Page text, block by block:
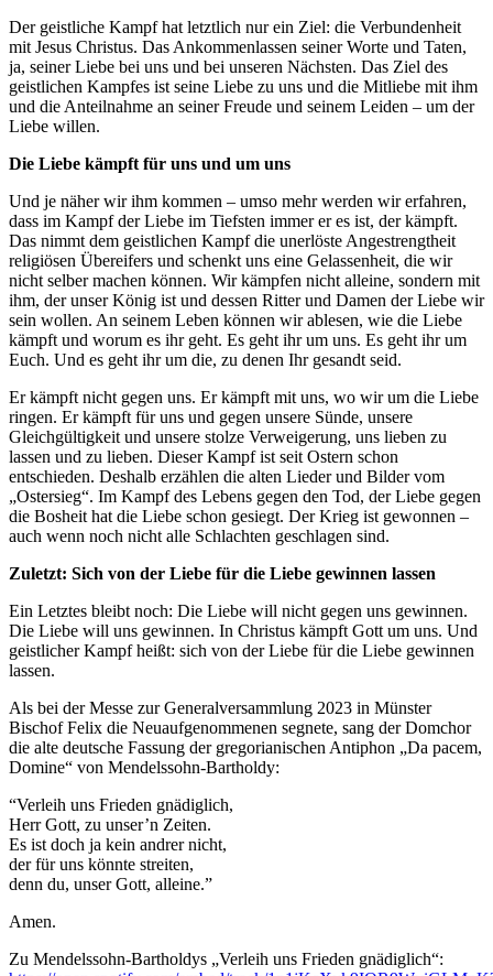
Der geistliche Kampf hat letztlich nur ein Ziel: die Verbundenheit
mit Jesus Christus. Das Ankommenlassen seiner Worte und Taten,
ja, seiner Liebe bei uns und bei unseren Nächsten. Das Ziel des
geistlichen Kampfes ist seine Liebe zu uns und die Mitliebe mit ihm
und die Anteilnahme an seiner Freude und seinem Leiden – um der
Liebe willen.
Die Liebe kämpft für uns und um uns
Und je näher wir ihm kommen – umso mehr werden wir erfahren,
dass im Kampf der Liebe im Tiefsten immer er es ist, der kämpft.
Das nimmt dem geistlichen Kampf die unerlöste Angestrengtheit
religiösen Übereifers und schenkt uns eine Gelassenheit, die wir
nicht selber machen können. Wir kämpfen nicht alleine, sondern mit
ihm, der unser König ist und dessen Ritter und Damen der Liebe wir
sein wollen. An seinem Leben können wir ablesen, wie die Liebe
kämpft und worum es ihr geht. Es geht ihr um uns. Es geht ihr um
Euch. Und es geht ihr um die, zu denen Ihr gesandt seid.
Er kämpft nicht gegen uns. Er kämpft mit uns, wo wir um die Liebe
ringen. Er kämpft für uns und gegen unsere Sünde, unsere
Gleichgültigkeit und unsere stolze Verweigerung, uns lieben zu
lassen und zu lieben. Dieser Kampf ist seit Ostern schon
entschieden. Deshalb erzählen die alten Lieder und Bilder vom
„Ostersieg“. Im Kampf des Lebens gegen den Tod, der Liebe gegen
die Bosheit hat die Liebe schon gesiegt. Der Krieg ist gewonnen –
auch wenn noch nicht alle Schlachten geschlagen sind.
Zuletzt: Sich von der Liebe für die Liebe gewinnen lassen
Ein Letztes bleibt noch: Die Liebe will nicht gegen uns gewinnen.
Die Liebe will uns gewinnen. In Christus kämpft Gott um uns. Und
geistlicher Kampf heißt: sich von der Liebe für die Liebe gewinnen
lassen.
Als bei der Messe zur Generalversammlung 2023 in Münster
Bischof Felix die Neuaufgenommenen segnete, sang der Domchor
die alte deutsche Fassung der gregorianischen Antiphon „Da pacem,
Domine“ von Mendelssohn-Bartholdy:
“Verleih uns Frieden gnädiglich,
Herr Gott, zu unser’n Zeiten.
Es ist doch ja kein andrer nicht,
der für uns könnte streiten,
denn du, unser Gott, alleine.”
Amen.
Zu Mendelssohn-Bartholdys „Verleih uns Frieden gnädiglich“: